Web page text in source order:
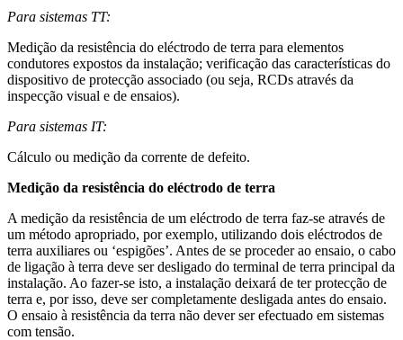
Para sistemas TT:
Medição da resistência do eléctrodo de terra para elementos
condutores expostos da instalação; verificação das características do
dispositivo de protecção associado (ou seja, RCDs através da
inspecção visual e de ensaios).
Para sistemas IT:
Cálculo ou medição da corrente de defeito.
Medição da resistência do eléctrodo de terra
A medição da resistência de um eléctrodo de terra faz-se através de
um método apropriado, por exemplo, utilizando dois eléctrodos de
terra auxiliares ou ‘espigões’. Antes de se proceder ao ensaio, o cabo
de ligação à terra deve ser desligado do terminal de terra principal da
instalação. Ao fazer-se isto, a instalação deixará de ter protecção de
terra e, por isso, deve ser completamente desligada antes do ensaio.
O ensaio à resistência da terra não dever ser efectuado em sistemas
com tensão.